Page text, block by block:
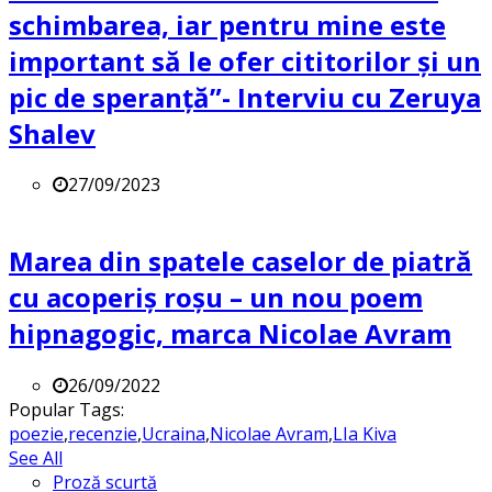
schimbarea, iar pentru mine este
important să le ofer cititorilor și un
pic de speranță”- Interviu cu Zeruya
Shalev
27/09/2023
Marea din spatele caselor de piatră
cu acoperiș roșu – un nou poem
hipnagogic, marca Nicolae Avram
26/09/2022
Popular Tags:
poezie,recenzie,Ucraina,Nicolae Avram,LIa Kiva
See All
Proză scurtă